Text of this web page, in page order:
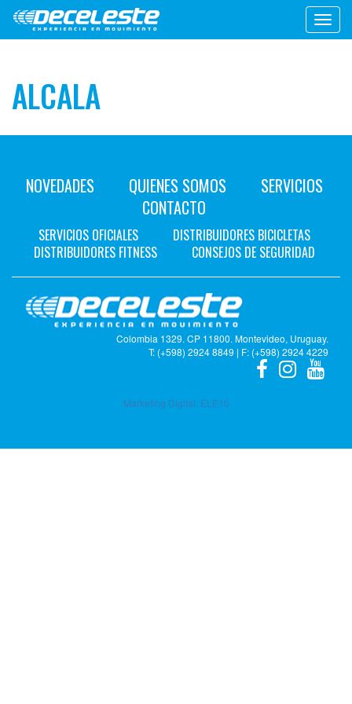
ALCALA
NOVEDADES QUIENES SOMOS
SERVICIOS
CONTACTO
SERVICIOS OFICIALES
DISTRIBUIDORES BICICLETAS
DISTRIBUIDORES FITNESS
CONSEJOS DE SEGURIDAD
Colombia 1329. CP 11800. Montevideo, Uruguay.
T: (+598) 2924 8849 | F: (+598) 2924 4229
Marketing Digital: ELE10